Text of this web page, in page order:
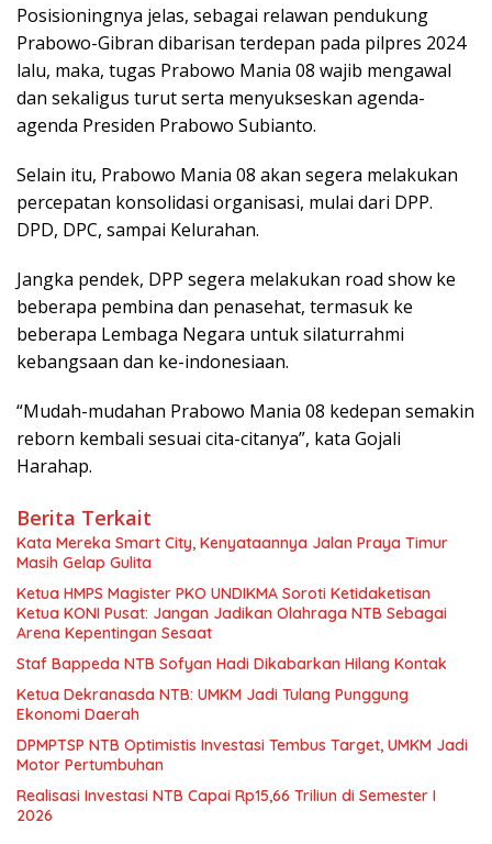
Posisioningnya jelas, sebagai relawan pendukung
Prabowo-Gibran dibarisan terdepan pada pilpres 2024
lalu, maka, tugas Prabowo Mania 08 wajib mengawal
dan sekaligus turut serta menyukseskan agenda-
agenda Presiden Prabowo Subianto.
Selain itu, Prabowo Mania 08 akan segera melakukan
percepatan konsolidasi organisasi, mulai dari DPP.
DPD, DPC, sampai Kelurahan.
Jangka pendek, DPP segera melakukan road show ke
beberapa pembina dan penasehat, termasuk ke
beberapa Lembaga Negara untuk silaturrahmi
kebangsaan dan ke-indonesiaan.
“Mudah-mudahan Prabowo Mania 08 kedepan semakin
reborn kembali sesuai cita-citanya”, kata Gojali
Harahap.
Berita Terkait
Kata Mereka Smart City, Kenyataannya Jalan Praya Timur
Masih Gelap Gulita
Ketua HMPS Magister PKO UNDIKMA Soroti Ketidaketisan
Ketua KONI Pusat: Jangan Jadikan Olahraga NTB Sebagai
Arena Kepentingan Sesaat
Staf Bappeda NTB Sofyan Hadi Dikabarkan Hilang Kontak
Ketua Dekranasda NTB: UMKM Jadi Tulang Punggung
Ekonomi Daerah
DPMPTSP NTB Optimistis Investasi Tembus Target, UMKM Jadi
Motor Pertumbuhan
Realisasi Investasi NTB Capai Rp15,66 Triliun di Semester I
2026